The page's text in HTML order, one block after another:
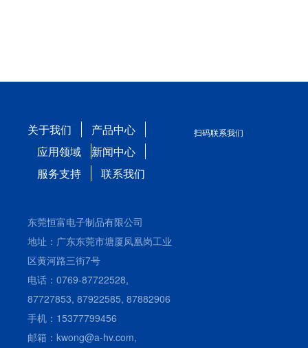
关于我们
产品中心
应用领域
新闻中心
服务支持
联系我们
东莞恒富电子制品有限公司
地址：广东东莞市塘厦凤凰岗工业
区黄河路三街7号
电话：0769-87722528,
87727853, 87922585, 87882906
手机：15377799456
邮箱：kwong@a-hv.com,
扫码联系我们